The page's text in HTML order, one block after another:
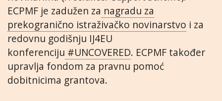
ECPMF je zadužen za nagradu za
prekogranično istraživačko novinarstvo i za
redovnu godišnju IJ4EU
konferenciju #UNCOVERED. ECPMF također
upravlja fondom za pravnu pomoć
dobitnicima grantova.